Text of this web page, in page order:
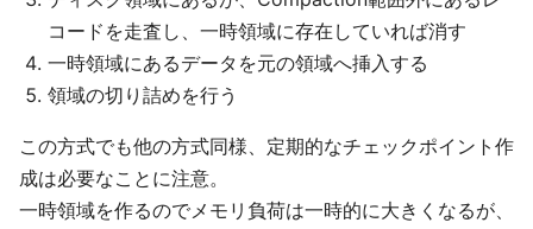
コードを走査し、一時領域に存在していれば消す
一時領域にあるデータを元の領域へ挿入する
領域の切り詰めを行う
この方式でも他の方式同様、定期的なチェックポイント作
成は必要なことに注意。
一時領域を作るのでメモリ負荷は一時的に大きくなるが、